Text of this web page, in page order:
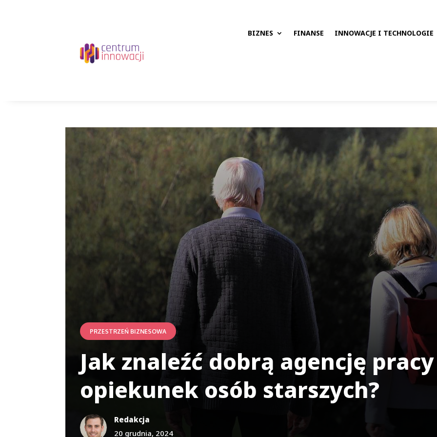
BIZNES FINANSE INNOWACJE I TECHNOLOGIE
PRZESTRZEŃ BIZNESOWA
Jak znaleźć dobrą agencję
opiekunek osób starszych?
Redakcja
20 grudnia, 2024